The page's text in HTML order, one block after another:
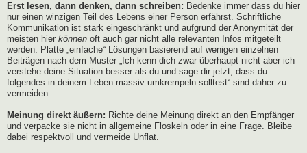
Erst lesen, dann denken, dann schreiben: Bedenke immer dass du hier
nur einen winzigen Teil des Lebens einer Person erfährst. Schriftliche
Kommunikation ist stark eingeschränkt und aufgrund der Anonymität der
meisten hier können oft auch gar nicht alle relevanten Infos mitgeteilt
werden. Platte „einfache“ Lösungen basierend auf wenigen einzelnen
Beiträgen nach dem Muster „Ich kenn dich zwar überhaupt nicht aber ich
verstehe deine Situation besser als du und sage dir jetzt, dass du
folgendes in deinem Leben massiv umkrempeln solltest“ sind daher zu
vermeiden.
Meinung direkt äußern: Richte deine Meinung direkt an den Empfänger
und verpacke sie nicht in allgemeine Floskeln oder in eine Frage. Bleibe
dabei respektvoll und vermeide Unflat.